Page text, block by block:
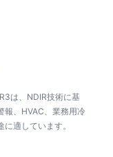
は、NDIR技術に基
報、HVAC、業務用冷
適しています。